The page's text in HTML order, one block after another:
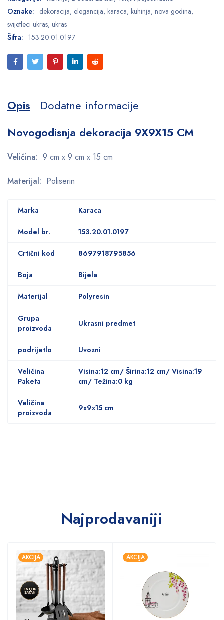
Oznake: dekoracija, elegancija, karaca, kuhinja, nova godina,
svijetleci ukras, ukras
Šifra: 153.20.01.0197
Opis
Dodatne informacije
Novogodisnja dekoracija 9X9X15 CM
Veličina: 9 cm x 9 cm x 15 cm
Materijal: Poliserin
Marka Karaca
Model br. 153.20.01.0197
Crtični kod 8697918795856
Boja Bijela
Materijal Polyresin
Grupa
proizvoda
Ukrasni predmet
podrijetlo Uvozni
Veličina
Paketa
Visina:12 cm/ Širina:12 cm/ Visina:19
cm/ Težina:0 kg
Veličina
proizvoda
9x9x15 cm
Najprodavaniji
AKCIJA AKCIJA